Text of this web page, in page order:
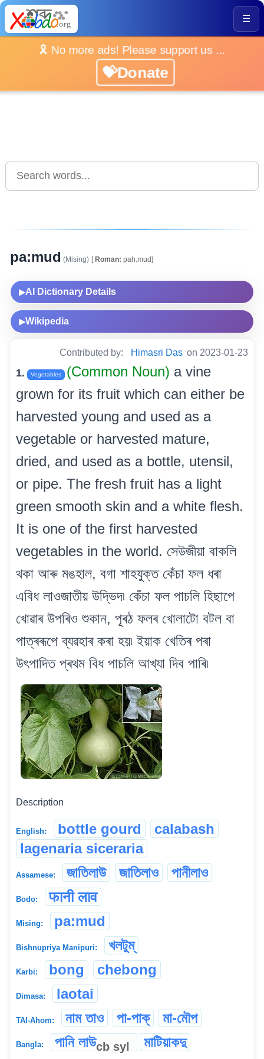
☰
🎗️ No more ads! Please support us ...
💝Donate
pa:mud (Mising) [Roman: pah.mud]
▶AI Dictionary Details
▶Wikipedia
Contributed by: Himasri Das on 2023-01-23
1. Vegetables (Common Noun) a vine
grown for its fruit which can either be
harvested young and used as a
vegetable or harvested mature,
dried, and used as a bottle, utensil,
or pipe. The fresh fruit has a light
green smooth skin and a white flesh.
It is one of the first harvested
vegetables in the world. সেউজীয়া বাকলি
থকা আৰু মঙহাল, বগা শাহযুক্ত কেঁচা ফল ধৰা
এবিধ লাওজাতীয় উদ্ভিদ৷ কেঁচা ফল পাচলি হিছাপে
খোৱাৰ উপৰিও শুকান, পূৰঠ ফলৰ খোলাটো বটল বা
পাত্ৰৰূপে ব্যৱহাৰ কৰা হয়৷ ইয়াক খেতিৰ পৰা
উৎপাদিত প্ৰথম বিধ পাচলি আখ্যা দিব পাৰি৷
Description
English: bottle gourd
calabash
lagenaria siceraria
Assamese: জাতিলাউ জাতিলাও পানীলাও
Bodo: फानी लाव
Mising: pa:mud
Bishnupriya Manipuri: খলটুম্
Karbi: bong chebong
Dimasa: laotai
TAI-Ahom: নাম তাও পা-পাক্ মা-মৌপ
Bangla: পানি লাউcb syl মাটিয়াকদু